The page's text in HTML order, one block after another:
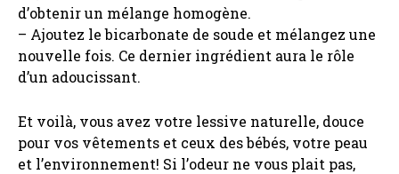
d’obtenir un mélange homogène.
– Ajoutez le bicarbonate de soude et mélangez une
nouvelle fois. Ce dernier ingrédient aura le rôle
d’un adoucissant.
Et voilà, vous avez votre lessive naturelle, douce
pour vos vêtements et ceux des bébés, votre peau
et l’environnement! Si l’odeur ne vous plait pas,